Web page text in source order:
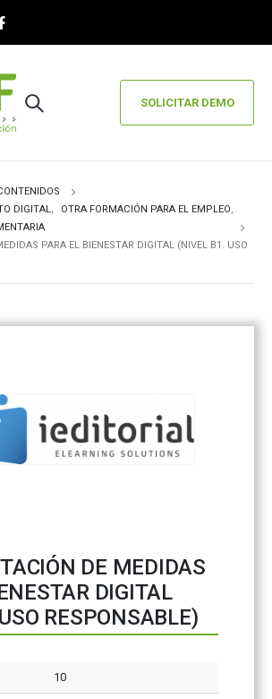
SOLICITAR DEMO
DIGITAL, OTRA FORMACIÓN PARA EL EMPLEO,
PARA EL BIENESTAR DIGITAL (NIVEL B1. USO
DE MEDIDAS
DIGITAL
RESPONSABLE)
10